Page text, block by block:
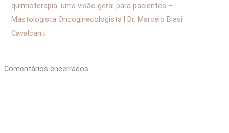
quimioterapia: uma visão geral para pacientes –
Mastologista Oncoginecologista | Dr. Marcelo Biasi
Cavalcanti
Comentários encerrados.